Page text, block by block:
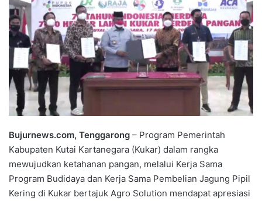
Bujurnews.com, Tenggarong – Program Pemerintah
Kabupaten Kutai Kartanegara (Kukar) dalam rangka
mewujudkan ketahanan pangan, melalui Kerja Sama
Program Budidaya dan Kerja Sama Pembelian Jagung Pipil
Kering di Kukar bertajuk Agro Solution mendapat apresiasi